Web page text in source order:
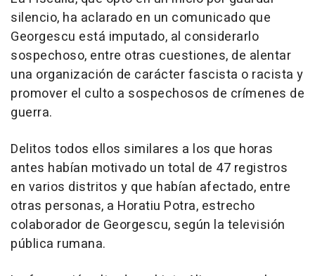
silencio, ha aclarado en un comunicado que
Georgescu está imputado, al considerarlo
sospechoso, entre otras cuestiones, de alentar
una organización de carácter fascista o racista y
promover el culto a sospechosos de crímenes de
guerra.
Delitos todos ellos similares a los que horas
antes habían motivado un total de 47 registros
en varios distritos y que habían afectado, entre
otras personas, a Horatiu Potra, estrecho
colaborador de Georgescu, según la televisión
pública rumana.